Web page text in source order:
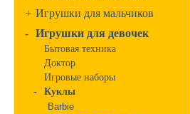
+ Игрушки для мальчиков
- Игрушки для девочек
Бытовая техника
Доктор
Игровые наборы
-
Куклы
Barbie